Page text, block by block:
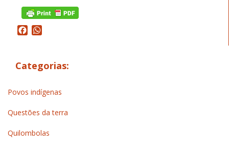
Facebook
Categorias:
Povos indígenas
Questões da terra
Quilombolas